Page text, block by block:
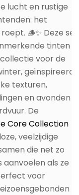
lucht en rustige
het
🪵✨ Deze set
tinten is
voor de
geïnspireerd
texturen,
en avonden
De
Core Collection
veelzijdige
die net zo
aanvoelen als ze
voor